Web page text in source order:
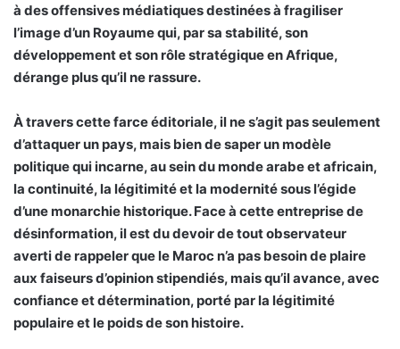
à des offensives médiatiques destinées à fragiliser
l’image d’un Royaume qui, par sa stabilité, son
développement et son rôle stratégique en Afrique,
dérange plus qu’il ne rassure.
À travers cette farce éditoriale, il ne s’agit pas seulement
d’attaquer un pays, mais bien de saper un modèle
politique qui incarne, au sein du monde arabe et africain,
la continuité, la légitimité et la modernité sous l’égide
d’une monarchie historique. Face à cette entreprise de
désinformation, il est du devoir de tout observateur
averti de rappeler que le Maroc n’a pas besoin de plaire
aux faiseurs d’opinion stipendiés, mais qu’il avance, avec
confiance et détermination, porté par la légitimité
populaire et le poids de son histoire.